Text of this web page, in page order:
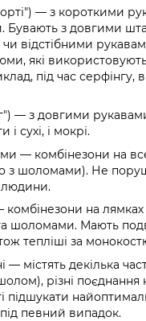
— з короткими
Бувають з довгими
відстібними
які
під час серфінгу,
— з довгими
і сухі, і мокрі.
— комбінезони на
з шоломами). Не
людини.
комбінезони на лямках
шоломами. Мають
тепліші за
— містять декілька
різні поєднання
підшукати
певний випадок.